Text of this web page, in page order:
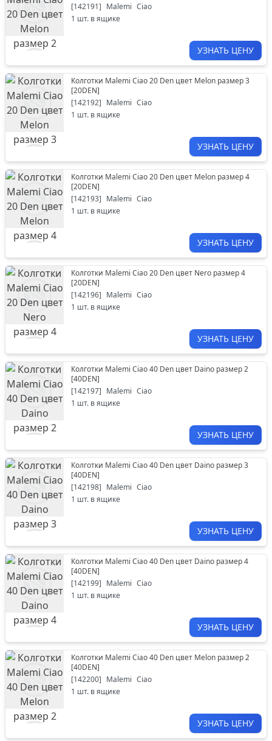
[142191] Malemi Ciao
1 шт. в ящике
УЗНАТЬ ЦЕНУ
Колготки Malemi Ciao 20 Den цвет Melon размер 3
[20DEN]
[142192] Malemi Ciao
1 шт. в ящике
УЗНАТЬ ЦЕНУ
Колготки Malemi Ciao 20 Den цвет Melon размер 4
[20DEN]
[142193] Malemi Ciao
1 шт. в ящике
УЗНАТЬ ЦЕНУ
Колготки Malemi Ciao 20 Den цвет Nero размер 4
[20DEN]
[142196] Malemi Ciao
1 шт. в ящике
УЗНАТЬ ЦЕНУ
Колготки Malemi Ciao 40 Den цвет Daino размер 2
[40DEN]
[142197] Malemi Ciao
1 шт. в ящике
УЗНАТЬ ЦЕНУ
Колготки Malemi Ciao 40 Den цвет Daino размер 3
[40DEN]
[142198] Malemi Ciao
1 шт. в ящике
УЗНАТЬ ЦЕНУ
Колготки Malemi Ciao 40 Den цвет Daino размер 4
[40DEN]
[142199] Malemi Ciao
1 шт. в ящике
УЗНАТЬ ЦЕНУ
Колготки Malemi Ciao 40 Den цвет Melon размер 2
[40DEN]
[142200] Malemi Ciao
1 шт. в ящике
УЗНАТЬ ЦЕНУ